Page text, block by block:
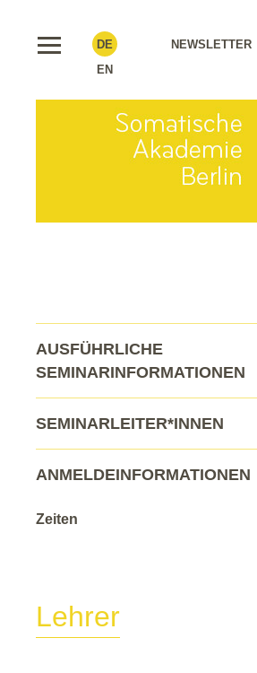
DE
EN
NEWSLETTER
AUSFÜHRLICHE
SEMINARINFORMATIONEN
SEMINARLEITER*INNEN
ANMELDEINFORMATIONEN
Zeiten
Lehrer